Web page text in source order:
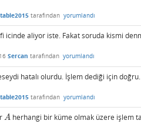
tarafından yorumlandı
icinde aliyor iste. Fakat soruda kismi
Sercan tarafından yorumlandı
hatalı olurdu. İşlem dediği için doğru.
tarafından yorumlandı
A
A herhangi bir küme olmak üzere işlem